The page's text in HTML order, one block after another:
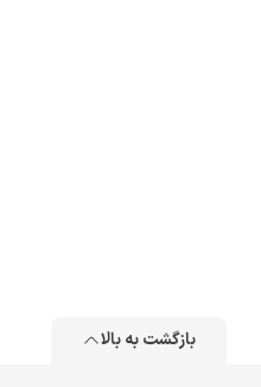
بازگشت به بالا